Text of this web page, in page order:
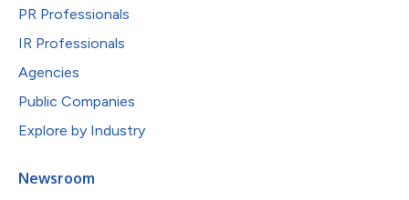
PR Professionals
IR Professionals
Agencies
Public Companies
Explore by Industry
Newsroom